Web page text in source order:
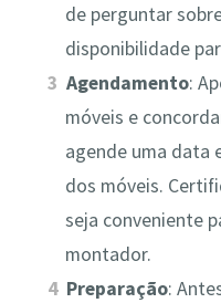
de perguntar
disponibilidade
Agendamento:
móveis e
agende uma data
dos móveis.
seja conveniente
montador.
Preparação: